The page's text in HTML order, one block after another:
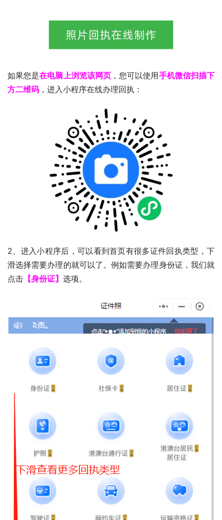
如果您是在电脑上浏览该网页 ，您可以使用手机微信扫描下
方二维码 ，进入小程序在线办理回执：
2、进入小程序后，可以看到首页有很多证件回执类型，下
滑选择需要办理的就可以了。例如需要办理身份证，我们就
点击 【身份证】 选项。